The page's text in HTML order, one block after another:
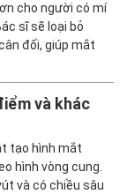
cho người có mí
sĩ sẽ loại bỏ
đối, giúp mắt
và khác
tạo hình mắt
hình vòng cung.
và có chiều sâu